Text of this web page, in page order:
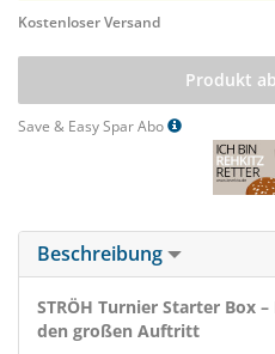
Kostenloser Versand
Produkt
Save & Easy Spar Abo
Beschreibung
STRÖH Turnier Starter Box
den großen Auftritt